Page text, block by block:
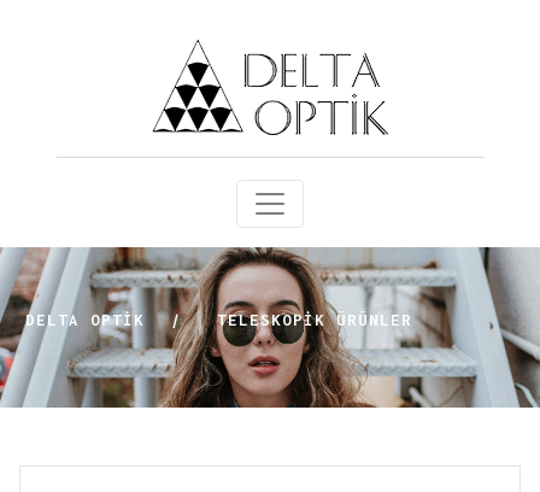
DELTA OPTİK | TELESKOPIK ÜRÜNLER